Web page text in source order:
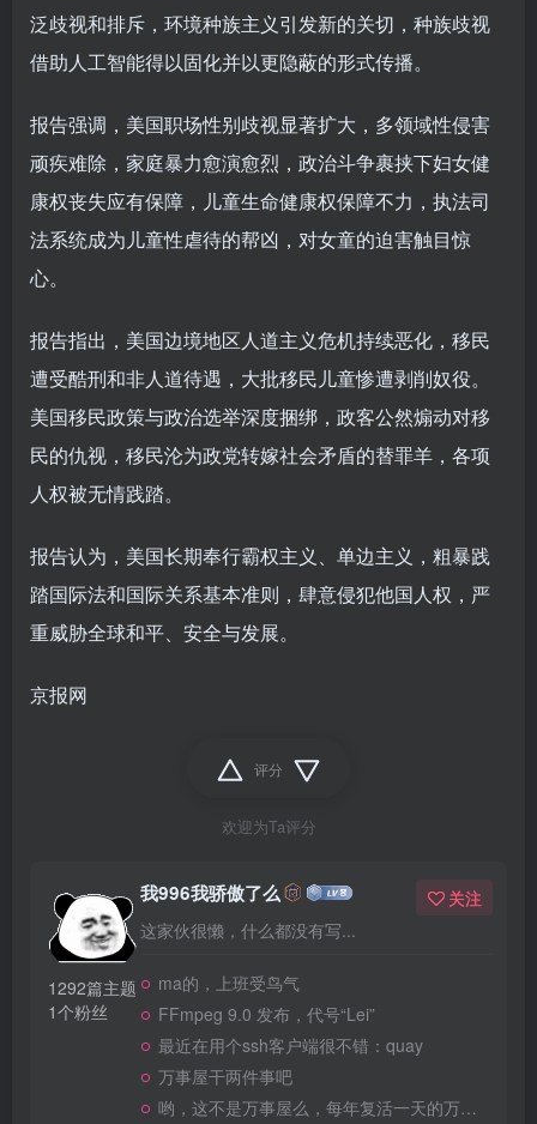
泛歧视和排斥，环境种族主义引发新的关切，种族歧视
借助人工智能得以固化并以更隐蔽的形式传播。
报告强调，美国职场性别歧视显著扩大，多领域性侵害
顽疾难除，家庭暴力愈演愈烈，政治斗争裹挟下妇女健
康权丧失应有保障，儿童生命健康权保障不力，执法司
法系统成为儿童性虐待的帮凶，对女童的迫害触目惊
心。
报告指出，美国边境地区人道主义危机持续恶化，移民
遭受酷刑和非人道待遇，大批移民儿童惨遭剥削奴役。
美国移民政策与政治选举深度捆绑，政客公然煽动对移
民的仇视，移民沦为政党转嫁社会矛盾的替罪羊，各项
人权被无情践踏。
报告认为，美国长期奉行霸权主义、单边主义，粗暴践
踏国际法和国际关系基本准则，肆意侵犯他国人权，严
重威胁全球和平、安全与发展。
京报网
评分
欢迎为Ta评分
1292篇主题
1个粉丝
我996我骄傲了么
这家伙很懒，什么都没有写...
关注
ma的，上班受鸟气
FFmpeg 9.0 发布，代号“Lei”
最近在用个ssh客户端很不错：quay
万事屋干两件事吧
哟，这不是万事屋么，每年复活一天的万事屋